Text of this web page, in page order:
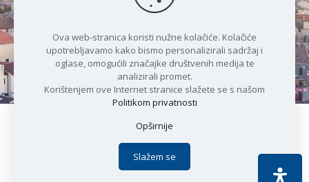
Čudesan spoj kristalnog mora i
prirode
Copyright © 2021 Općina Karlobag | Sva prava pridržana |
Politika privatnosti
Apoc IT
Ova web-stranica koristi nužne kolačiće. Kolačiće
upotrebljavamo kako bismo personalizirali sadržaj i
oglase, omogućili značajke društvenih medija te
analizirali promet.
Korištenjem ove Internet stranice slažete se s našom
Politikom privatnosti
Opširnije
Slažem se